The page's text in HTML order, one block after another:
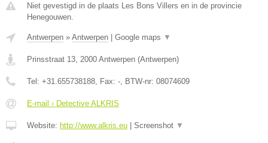
Niet gevestigd in de plaats Les Bons Villers en in de provincie
Henegouwen.
Antwerpen » Antwerpen Google maps ▼
Prinsstraat 13 2000 Antwerpen (Antwerpen)
Tel: +31.655738188 , Fax: - , BTW-nr: 08074609
E-mail › Detective ALKRIS
Website: http://www.alkris.eu Screenshot ▼